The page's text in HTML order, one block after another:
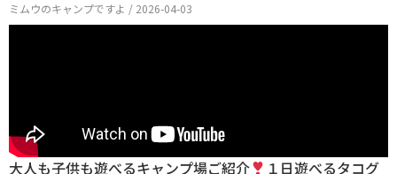
ミムウのキャンプですよ / 2026-04-03
大人も子供も遊べるキャンプ場ご紹介
１日遊べるタコグ